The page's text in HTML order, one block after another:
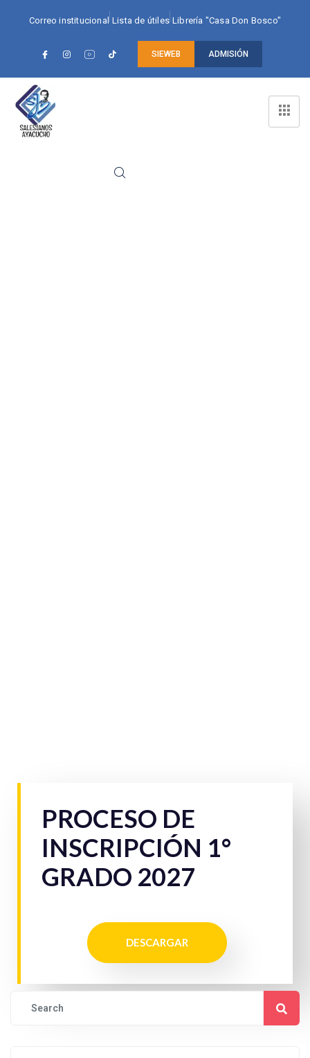
Correo institucional Lista de útiles Librería "Casa Don Bosco"
SIEWEB ADMISIÓN
PROCESO DE
INSCRIPCIÓN 1°
GRADO 2027
DESCARGAR